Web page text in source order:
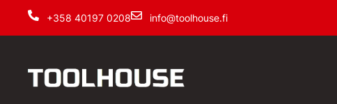
+358 40197 0208 info@toolhouse.fi